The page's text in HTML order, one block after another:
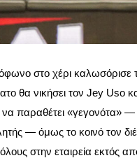
στο χέρι καλωσόρισε
θα νικήσει τον Jey Uso
παραθέτει «γεγονότα»
— όμως το κοινό τον
στην εταιρεία εκτός